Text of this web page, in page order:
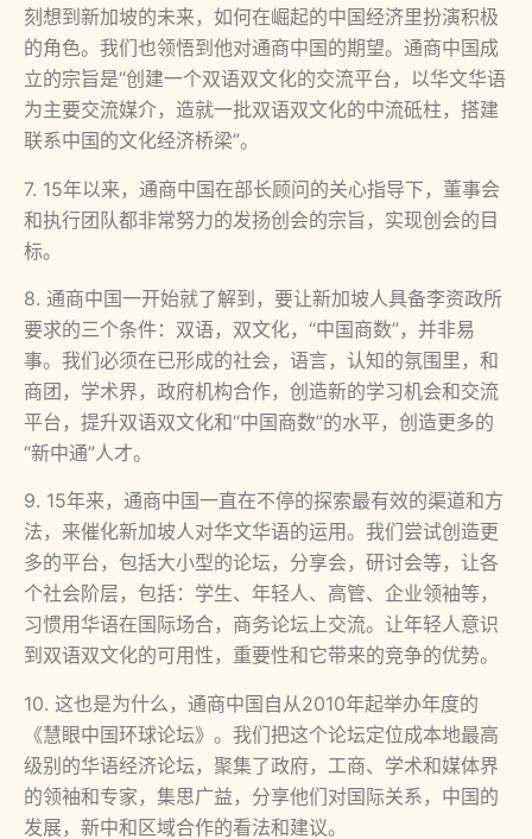
刻想到新加坡的未来，如何在崛起的中国经济里扮演积极
的角色。我们也领悟到他对通商中国的期望。通商中国成
立的宗旨是“创建一个双语双文化的交流平台，以华文华语
为主要交流媒介，造就一批双语双文化的中流砥柱，搭建
联系中国的文化经济桥梁”。
7. 15年以来，通商中国在部长顾问的关心指导下，董事会
和执行团队都非常努力的发扬创会的宗旨，实现创会的目
标。
8. 通商中国一开始就了解到，要让新加坡人具备李资政所
要求的三个条件：双语，双文化，“中国商数”，并非易
事。我们必须在已形成的社会，语言，认知的氛围里，和
商团，学术界，政府机构合作，创造新的学习机会和交流
平台，提升双语双文化和“中国商数”的水平，创造更多的
“新中通”人才。
9. 15年来，通商中国一直在不停的探索最有效的渠道和方
法，来催化新加坡人对华文华语的运用。我们尝试创造更
多的平台，包括大小型的论坛，分享会，研讨会等，让各
个社会阶层，包括：学生、年轻人、高管、企业领袖等，
习惯用华语在国际场合，商务论坛上交流。让年轻人意识
到双语双文化的可用性，重要性和它带来的竞争的优势。
10. 这也是为什么，通商中国自从2010年起举办年度的
《慧眼中国环球论坛》。我们把这个论坛定位成本地最高
级别的华语经济论坛，聚集了政府，工商、学术和媒体界
的领袖和专家，集思广益，分享他们对国际关系，中国的
发展，新中和区域合作的看法和建议。